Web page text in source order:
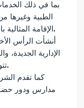
بما في ذلك
الطبية وغيرها
الإقامة المثالية بالقرب من جميع خدماتك الهامة.
أنشأت الرأس
الإدارية
تتواجد فيها جميع الخدمات الهامة.
كما تقدم
مدارس ودور